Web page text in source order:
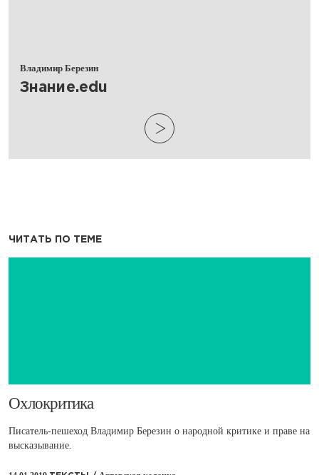
Владимир Березин
​Знание.edu
ЧИТАТЬ ПО ТЕМЕ
​Охлокритика
Писатель-пешеход Владимир Березин о народной критике и праве на
высказывание.